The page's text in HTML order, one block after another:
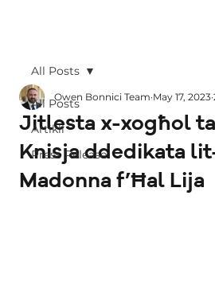
All Posts
Artikli
Press Release
All Posts
Jitlesta x-xogħol
Knisja ddedikata
Madonna f’Ħal Lija
Owen Bonnici Team May 17, 2023